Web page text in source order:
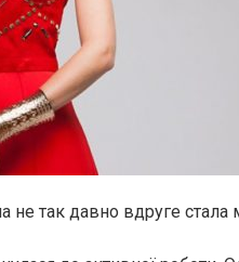
не так давно вдруге